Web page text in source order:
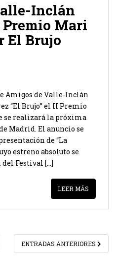
Inclán
Premio Mari
El Brujo
Amigos de Valle-Inclán
“El Brujo” el II Premio
se realizará la próxima
Madrid. El anuncio se
de “La
estreno absoluto se
Festival […]
LEER MÁS
ENTRADAS ANTERIORES